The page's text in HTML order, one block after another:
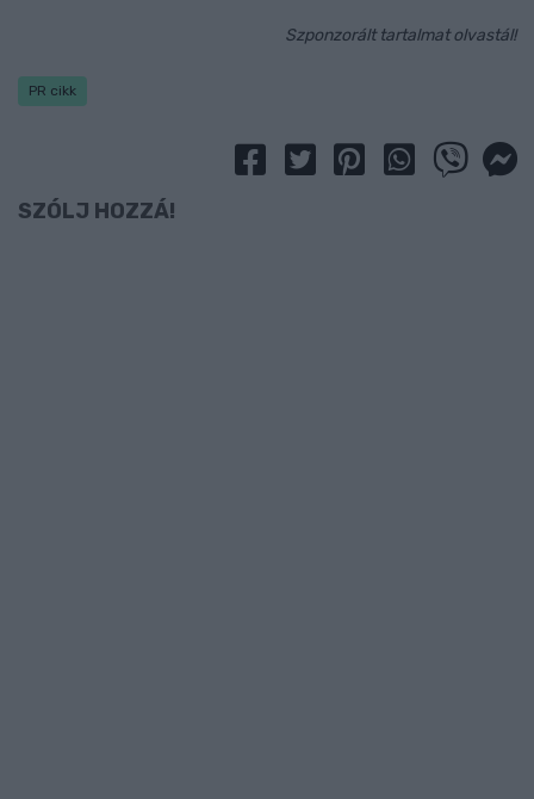
Szponzorált tartalmat olvastál!
PR cikk
SZÓLJ HOZZÁ!